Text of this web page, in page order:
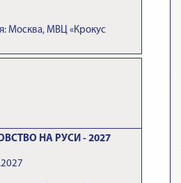
Москва, МВЦ «Крокус
НА РУСИ - 2027